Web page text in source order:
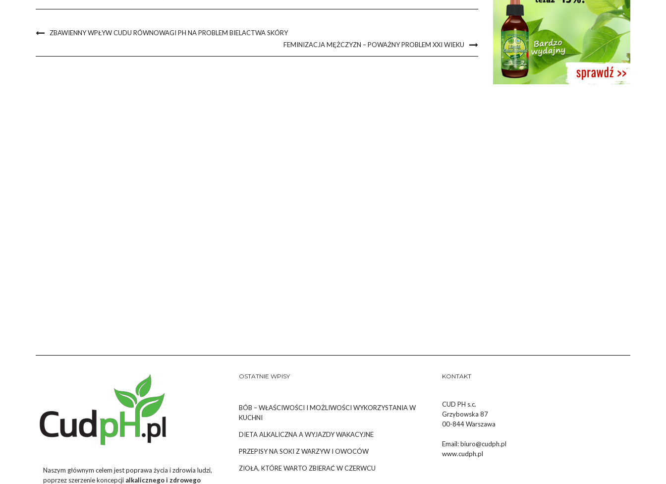
ZBAWIENNY WPŁYW CUDU RÓWNOWAGI PH NA PROBLEM BIELACTWA SKÓRY
FEMINIZACJA MĘŻCZYZN – POWAŻNY PROBLEM XXI WIEKU
Naszym głównym celem jest poprawa życia i zdrowia ludzi,
poprzez szerzenie koncepcji alkalicznego i zdrowego
OSTATNIE WPISY
BÓB – WŁAŚCIWOŚCI I MOŻLIWOŚCI WYKORZYSTANIA W
KUCHNI
DIETA ALKALICZNA A WYJAZDY WAKACYJNE
PRZEPISY NA SOKI Z WARZYW I OWOCÓW
ZIOŁA, KTÓRE WARTO ZBIERAĆ W CZERWCU
KONTAKT
CUD PH s.c.
Grzybowska 87
00-844 Warszawa
Email:biuro@cudph.pl
www.cudph.pl